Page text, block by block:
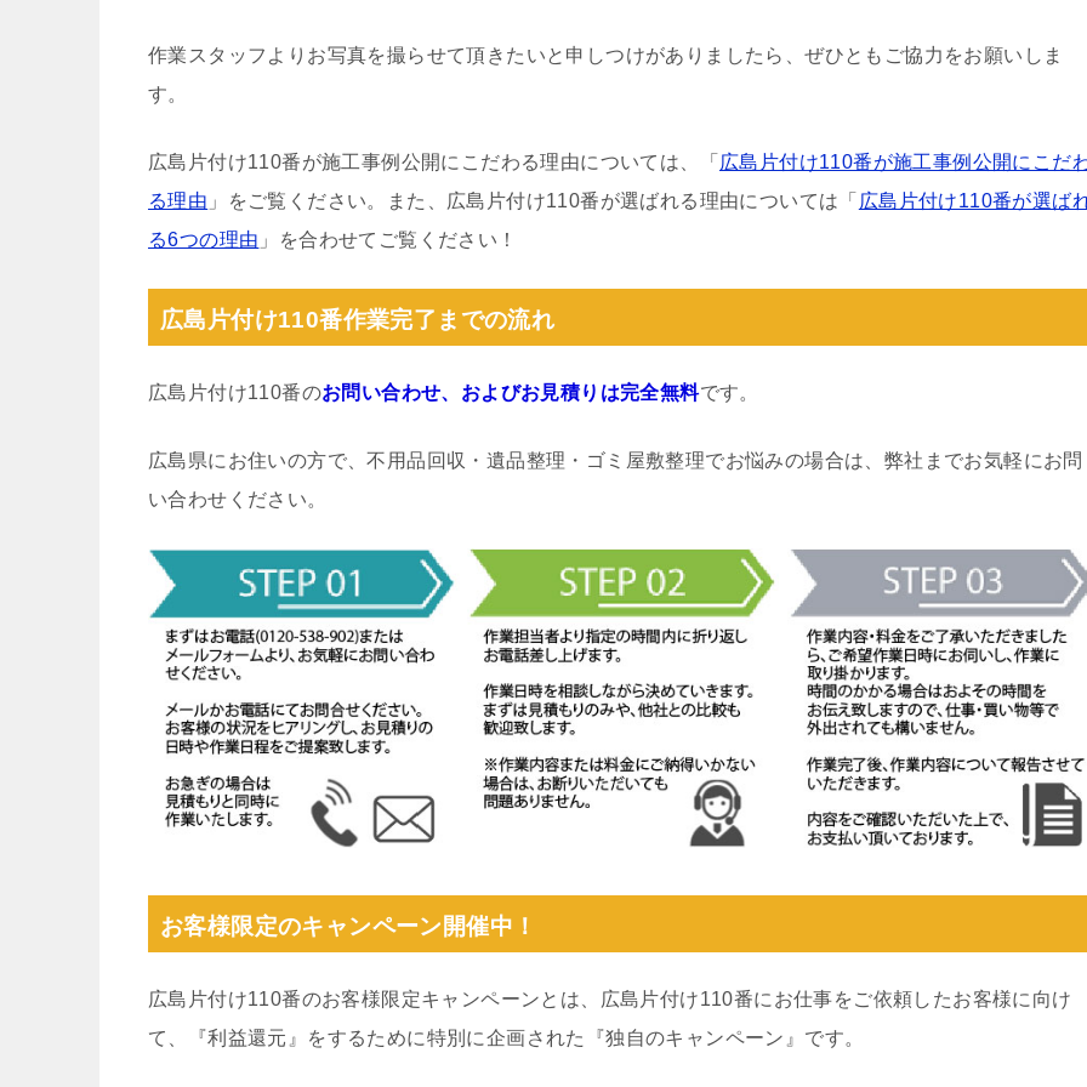
作業スタッフよりお写真を撮らせて頂きたいと申しつけがありましたら、ぜひともご協力をお願いしま
す。
広島片付け110番が施工事例公開にこだわる理由については、「 広島片付け110番が施工事例公開にこだ
る理由 」をご覧ください。また、広島片付け110番が選ばれる理由については「 広島片付け110番が選ば
る6つの理由 」を合わせてご覧ください！
広島片付け110番作業完了までの流れ
広島片付け110番のお問い合わせ、およびお見積りは完全無料です。
広島県にお住いの方で、不用品回収・遺品整理・ゴミ屋敷整理でお悩みの場合は、弊社までお気軽にお問
い合わせください。
お客様限定のキャンペーン開催中！
広島片付け110番のお客様限定キャンペーンとは、広島片付け110番にお仕事をご依頼したお客様に向け
て、『利益還元』をするために特別に企画された『独自のキャンペーン』です。